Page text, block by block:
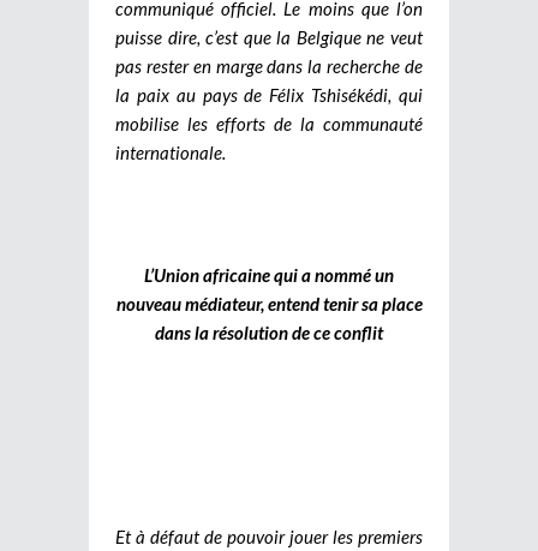
communiqué officiel. Le moins que l’on
puisse dire, c’est que la Belgique ne veut
pas rester en marge dans la recherche de
la paix au pays de Félix Tshisékédi, qui
mobilise les efforts de la communauté
internationale.
L’Union africaine qui a nommé un
nouveau médiateur, entend tenir sa place
dans la résolution de ce conflit
Et à défaut de pouvoir jouer les premiers